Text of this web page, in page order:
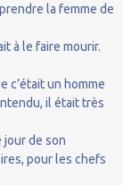
la femme de
à le faire mourir.
c’était un homme
il était très
jour de son
pour les chefs